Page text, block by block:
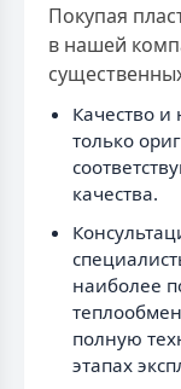
Покупая
в нашей
Качество
только
качества.
наиболее
полную
этапах